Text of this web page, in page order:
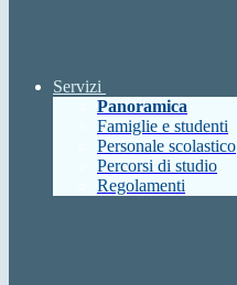
Servizi
Panoramica
Famiglie e studenti
Personale scolastico
Percorsi di studio
Regolamenti